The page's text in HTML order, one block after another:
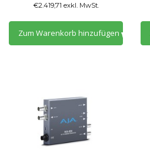
€2.419,71 exkl. MwSt.
Zum Warenkorb hinzufügen